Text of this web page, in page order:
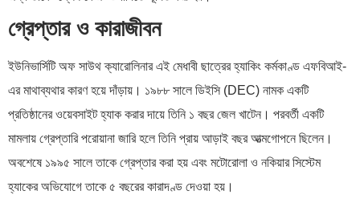
গ্রেপ্তার ও কারাজীবন
ইউনিভার্সিটি অফ সাউথ ক্যারোলিনার এই মেধাবী ছাত্রের হ্যাকিং কর্মকাণ্ড এফবিআই-
এর মাথাব্যথার কারণ হয়ে দাঁড়ায়। ১৯৮৮ সালে ডিইসি (DEC) নামক একটি
প্রতিষ্ঠানের ওয়েবসাইট হ্যাক করার দায়ে তিনি ১ বছর জেল খাটেন। পরবর্তী একটি
মামলায় গ্রেপ্তারি পরোয়ানা জারি হলে তিনি প্রায় আড়াই বছর আত্মগোপনে ছিলেন।
অবশেষে ১৯৯৫ সালে তাকে গ্রেপ্তার করা হয় এবং মটোরোলা ও নকিয়ার সিস্টেম
হ্যাকের অভিযোগে তাকে ৫ বছরের কারাদণ্ড দেওয়া হয়।